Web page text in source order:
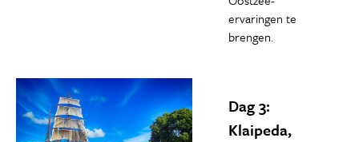
ervaringen te
brengen.
Dag 3:
Klaipeda,